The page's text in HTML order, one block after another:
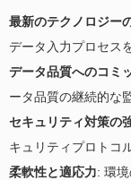
最新のテクノロジー
データ入力プロセス
データ品質へのコミ
ータ品質の継続的な
セキュリティ対策の
キュリティプロトコ
柔軟性と適応力: 環